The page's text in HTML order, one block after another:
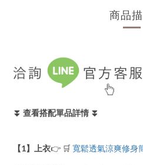
商品
⏬ 查看搭配單品詳情 ⏬
【1】 上衣👉 🛒 寬鬆透氣涼爽修身